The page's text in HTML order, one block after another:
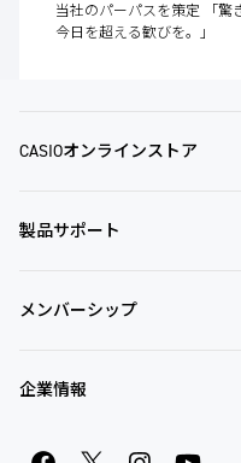
当社のパーパスを策定 「驚
今日を超える歓びを。」
CASIOオンラインストア
製品サポート
メンバーシップ
企業情報